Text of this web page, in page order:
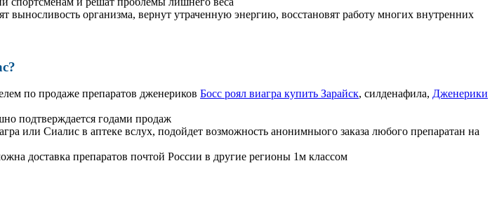
организма, вернут утраченную энергию, восстановят работу многих внутренних
по продаже препаратов дженериков Босс роял виагра купить Зарайск, силденафила, Дженерики
подтверждается годами продаж
или Сиалис в аптеке вслух, подойдет возможность анонимныого заказа любого препаратан на
доставка препаратов почтой России в другие регионы 1м классом